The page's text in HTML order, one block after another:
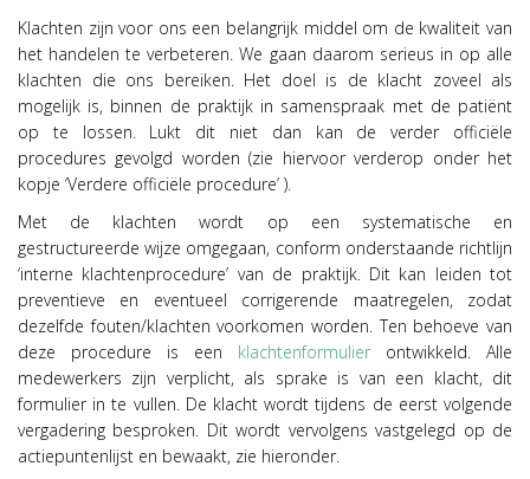
Klachten zijn voor ons een belangrijk middel om de kwaliteit van
het handelen te verbeteren. We gaan daarom serieus in op alle
klachten die ons bereiken. Het doel is de klacht zoveel als
mogelijk is, binnen de praktijk in samenspraak met de patiënt
op te lossen. Lukt dit niet dan kan de verder officiële
procedures gevolgd worden (zie hiervoor verderop onder het
kopje ‘Verdere officiële procedure’ ).
Met de klachten wordt op een systematische en
gestructureerde wijze omgegaan, conform onderstaande richtlijn
‘interne klachtenprocedure’ van de praktijk. Dit kan leiden tot
preventieve en eventueel corrigerende maatregelen, zodat
dezelfde fouten/klachten voorkomen worden. Ten behoeve van
deze procedure is een klachtenformulier ontwikkeld. Alle
medewerkers zijn verplicht, als sprake is van een klacht, dit
formulier in te vullen. De klacht wordt tijdens de eerst volgende
vergadering besproken. Dit wordt vervolgens vastgelegd op de
actiepuntenlijst en bewaakt, zie hieronder.